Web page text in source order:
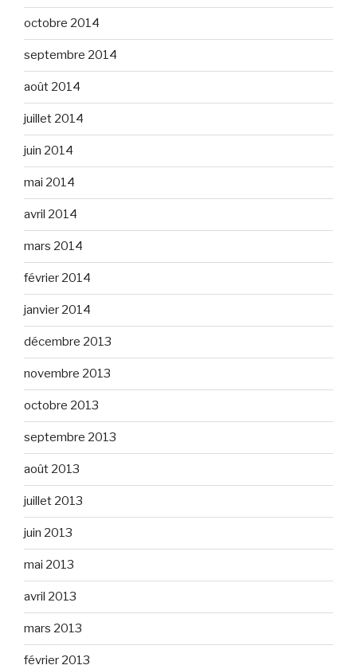
octobre 2014
septembre 2014
août 2014
juillet 2014
juin 2014
mai 2014
avril 2014
mars 2014
février 2014
janvier 2014
décembre 2013
novembre 2013
octobre 2013
septembre 2013
août 2013
juillet 2013
juin 2013
mai 2013
avril 2013
mars 2013
février 2013